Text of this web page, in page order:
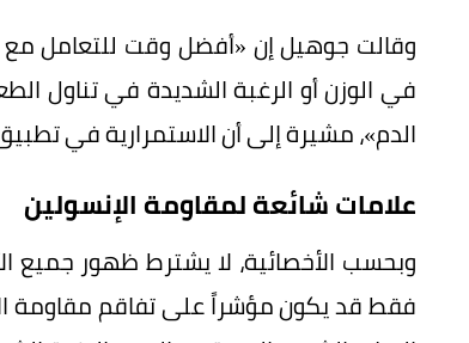
وقالت جوهيل إن «أفضل وقت للتعامل
في الوزن أو الرغبة الشديدة في تناول
الدم»، مشيرة إلى أن الاستمرارية في
علامات شائعة لمقاومة الإنسولين
وبحسب الأخصائية، لا يشترط ظهور جميع
فقط قد يكون مؤشراً على تفاقم مقاومة